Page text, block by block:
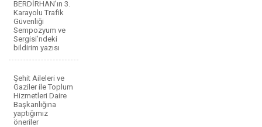
BERDİRHAN’ın 3.
Karayolu Trafik
Güvenliği
Sempozyum ve
Sergisi’ndeki
bildirim yazısı
Şehit Aileleri ve
Gaziler ile Toplum
Hizmetleri Daire
Başkanlığına
yaptığımız
öneriler